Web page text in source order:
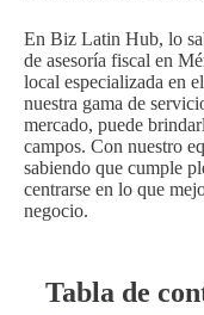
En Biz Latin Hub, lo
de asesoría fiscal en
local especializada en
nuestra gama de
mercado, puede
campos. Con nuestro
sabiendo que cumple
centrarse en lo que
negocio.
Tabla de